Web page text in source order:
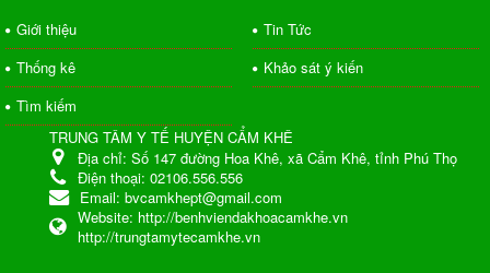
Giới thiệu
Tin Tức
Thống kê
Khảo sát ý kiến
Tìm kiếm
TRUNG TÂM Y TẾ HUYỆN CẨM KHÊ
Địa chỉ: Số 147 đường Hoa Khê, xã Cẩm Khê, tỉnh Phú Thọ
Điện thoại: 02106.556.556
Email: bvcamkhept@gmail.com
Website: http://benhviendakhoacamkhe.vn
http://trungtamytecamkhe.vn